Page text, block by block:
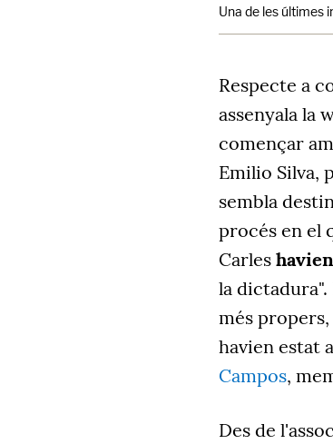
Una de les últimes
Respecte a
assenyala la
començar
Emilio Silva,
sembla
procés en el
Carles
la dictadura".
més
havien estat
Campos,
Des de